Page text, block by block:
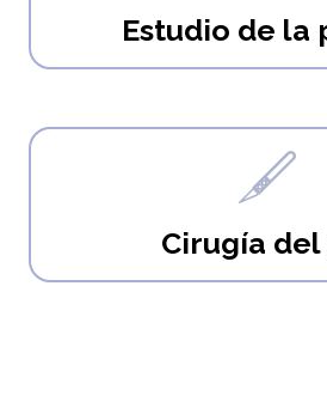
Estudio de la
Cirugía del